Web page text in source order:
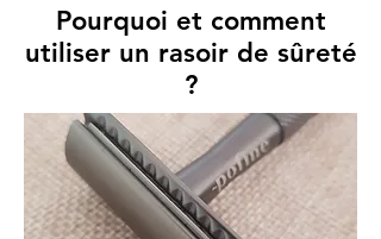
Pourquoi et comment
utiliser un rasoir de sûreté
?